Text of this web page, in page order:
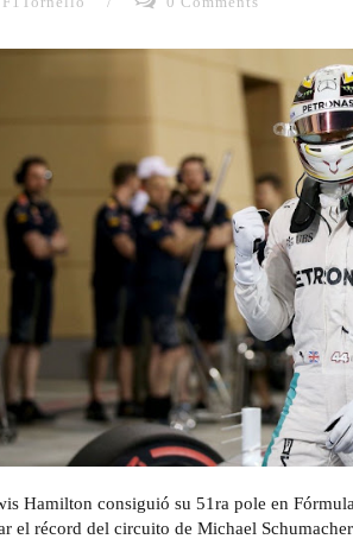
Hamilton consiguió su 51ra pole en
el récord del circuito de Michael